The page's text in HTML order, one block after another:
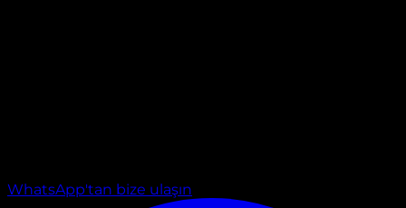
WhatsApp'tan bize ulaşın